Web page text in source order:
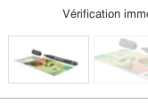
Vérification